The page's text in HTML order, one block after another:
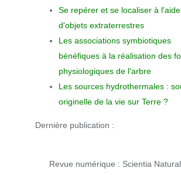
Se repérer et se localiser à l'aide
d'objets extraterrestres
Les associations symbiotiques
bénéfiques à la réalisation des
physiologiques de l'arbre
Les sources hydrothermales :
originelle de la vie sur Terre ?
Dernière publication :
Revue numérique : Scientia